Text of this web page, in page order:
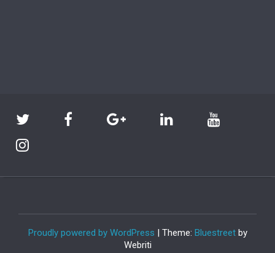
Proudly powered by WordPress | Theme: Bluestreetby
Webriti